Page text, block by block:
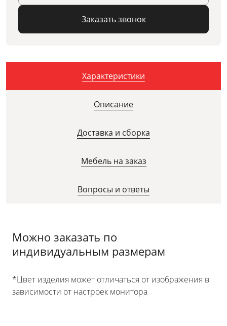
Заказать звонок
Характеристики
Описание
Доставка и сборка
Мебель на заказ
Вопросы и ответы
Можно заказать по
индивидуальным размерам
*Цвет изделия может отличаться от изображения в
зависимости от настроек монитора